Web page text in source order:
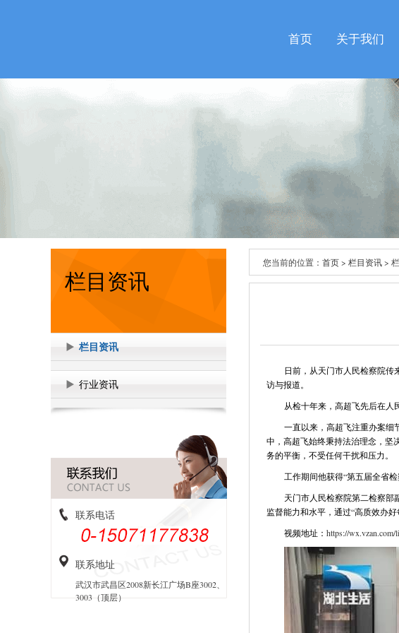
首页 关于我们
栏目资讯
栏目资讯
行业资讯
联系电话
联系地址
武汉市武昌区2008新长江广场B座3002、
3003（顶层）
您当前的位置： 首页> 栏目资讯>
日前，从天门市人民检察院传
访与报道。
从检十年来，高超飞先后在人
一直以来，高超飞注重办案细
中，高超飞始终秉持法治理念，坚
务的平衡，不受任何干扰和压力。
工作期间他获得“第五届全省
天门市人民检察院第二检察部
监督能力和水平，通过“高质效办
视频地址： https://